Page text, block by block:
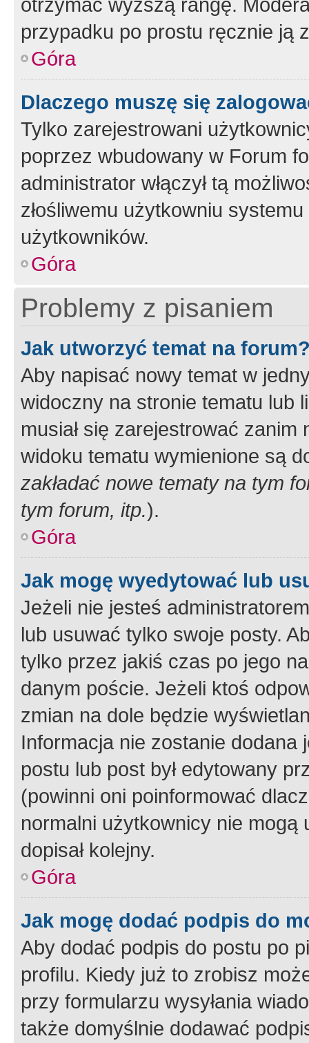
przypadku po prostu ręcznie ją
Góra
Dlaczego muszę się
Tylko zarejestrowani
poprzez wbudowany w Forum
administrator włączył tą
złośliwemu użytkowniu
użytkowników.
Góra
Problemy z pisaniem
Jak utworzyć temat na
Aby napisać nowy temat w
widoczny na stronie tematu lub
musiał się zarejestrować
widoku tematu wymienione są
zakładać nowe tematy na tym
tym forum, itp.).
Góra
Jak mogę wyedytować lub
Jeżeli nie jesteś
lub usuwać tylko swoje posty.
tylko przez jakiś czas po jego
danym poście. Jeżeli ktoś
zmian na dole będzie
Informacja nie zostanie dodana
postu lub post był edytowany
(powinni oni poinformować
normalni użytkownicy nie
dopisał kolejny.
Góra
Jak mogę dodać podpis do
Aby dodać podpis do postu po
profilu. Kiedy już to zrobisz
przy formularzu wysyłania
także domyślnie dodawać